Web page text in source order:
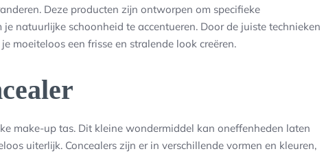
Deze producten zijn ontworpen om specifieke
natuurlijke schoonheid te accentueren. Door de juiste technieken
moeiteloos een frisse en stralende look creëren.
make-up tas. Dit kleine wondermiddel kan oneffenheden laten
uiterlijk. Concealers zijn er in verschillende vormen en kleuren,